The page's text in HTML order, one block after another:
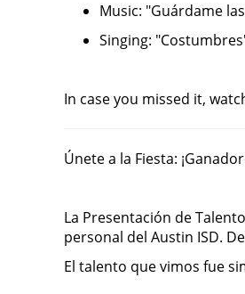
Music: "Guárdame
Singing:
In case you missed it,
Únete a la Fiesta:
La Presentación de
personal del Austin ISD.
El talento que vimos fue